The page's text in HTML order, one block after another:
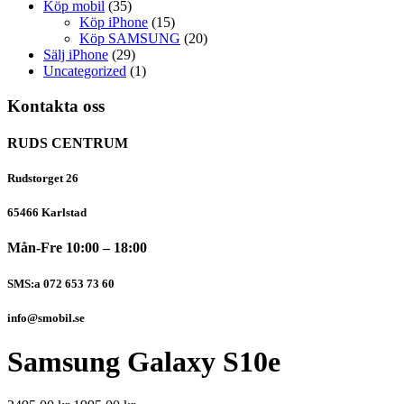
Köp mobil (35)
Köp iPhone (15)
Köp SAMSUNG (20)
Sälj iPhone (29)
Uncategorized (1)
Kontakta oss
RUDS CENTRUM
Rudstorget 26
65466 Karlstad
Mån-Fre 10:00 – 18:00
SMS:a 072 653 73 60
info@smobil.se
Samsung Galaxy S10e